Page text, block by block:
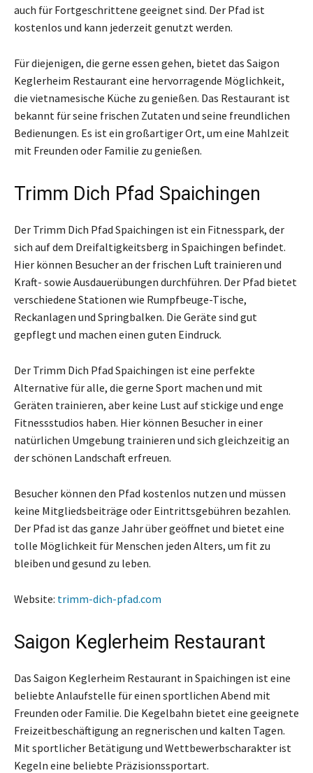
auch für Fortgeschrittene geeignet sind. Der Pfad ist
kostenlos und kann jederzeit genutzt werden.
Für diejenigen, die gerne essen gehen, bietet das Saigon
Keglerheim Restaurant eine hervorragende Möglichkeit,
die vietnamesische Küche zu genießen. Das Restaurant ist
bekannt für seine frischen Zutaten und seine freundlichen
Bedienungen. Es ist ein großartiger Ort, um eine Mahlzeit
mit Freunden oder Familie zu genießen.
Trimm Dich Pfad Spaichingen
Der Trimm Dich Pfad Spaichingen ist ein Fitnesspark, der
sich auf dem Dreifaltigkeitsberg in Spaichingen befindet.
Hier können Besucher an der frischen Luft trainieren und
Kraft- sowie Ausdauerübungen durchführen. Der Pfad bietet
verschiedene Stationen wie Rumpfbeuge-Tische,
Reckanlagen und Springbalken. Die Geräte sind gut
gepflegt und machen einen guten Eindruck.
Der Trimm Dich Pfad Spaichingen ist eine perfekte
Alternative für alle, die gerne Sport machen und mit
Geräten trainieren, aber keine Lust auf stickige und enge
Fitnessstudios haben. Hier können Besucher in einer
natürlichen Umgebung trainieren und sich gleichzeitig an
der schönen Landschaft erfreuen.
Besucher können den Pfad kostenlos nutzen und müssen
keine Mitgliedsbeiträge oder Eintrittsgebühren bezahlen.
Der Pfad ist das ganze Jahr über geöffnet und bietet eine
tolle Möglichkeit für Menschen jeden Alters, um fit zu
bleiben und gesund zu leben.
Website: trimm-dich-pfad.com
Saigon Keglerheim Restaurant
Das Saigon Keglerheim Restaurant in Spaichingen ist eine
beliebte Anlaufstelle für einen sportlichen Abend mit
Freunden oder Familie. Die Kegelbahn bietet eine geeignete
Freizeitbeschäftigung an regnerischen und kalten Tagen.
Mit sportlicher Betätigung und Wettbewerbscharakter ist
Kegeln eine beliebte Präzisionssportart.